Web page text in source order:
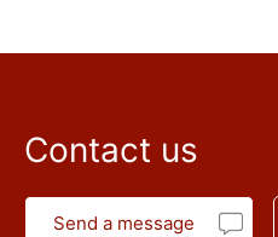
Contact us
Send a message